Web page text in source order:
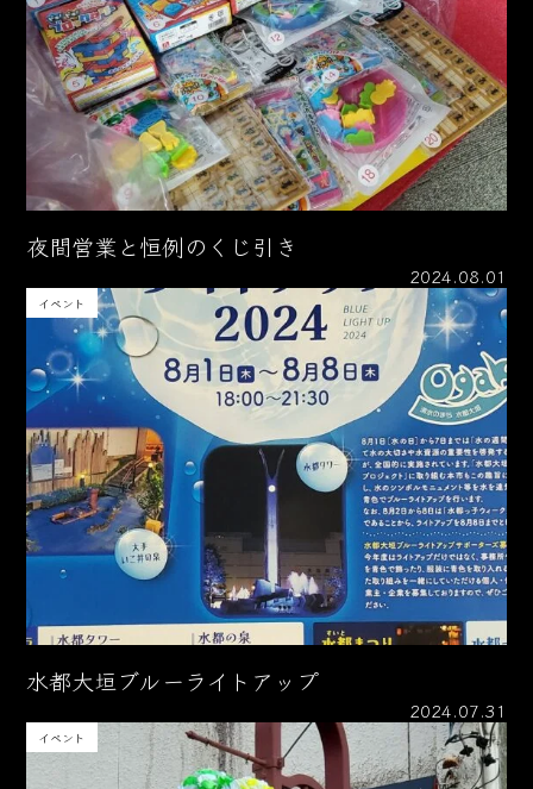
夜間営業と恒例のくじ引き
2024.08.01
イベント
水都大垣ブルーライトアップ
2024.07.31
イベント